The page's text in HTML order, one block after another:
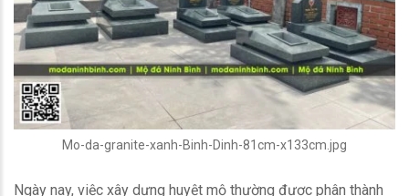
Mo-da-granite-xanh-Binh-Dinh-81cm-x133cm.jpg
Ngày nay, việc xây dựng huyệt mộ thường được phân thành